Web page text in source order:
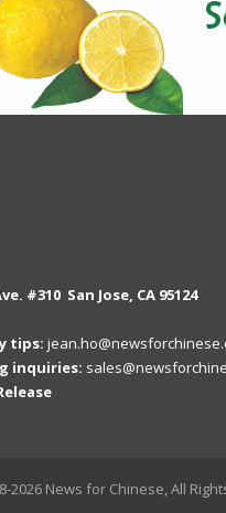
#310 San Jose, CA 95124
tips:
inquiries:
2026 News for Chinese, All